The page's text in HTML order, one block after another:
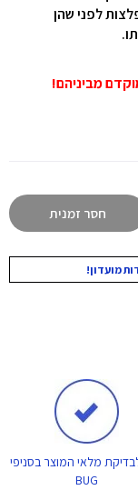
לפני שהן
חסר זמנית
מלאי המוצר בסניפי
BUG